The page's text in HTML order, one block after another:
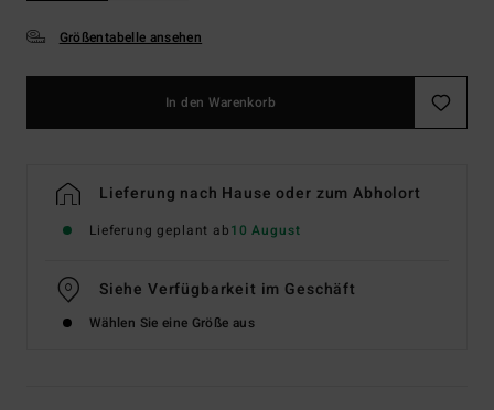
Größentabelle ansehen
In den Warenkorb
Lieferung nach Hause oder zum Abholort
Lieferung geplant ab10 August
Siehe Verfügbarkeit im Geschäft
Wählen Sie eine Größe aus